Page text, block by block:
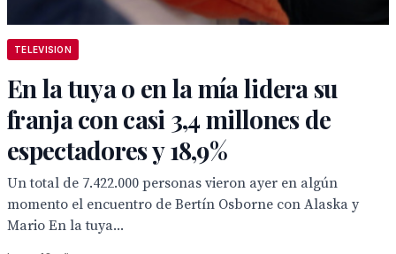
TELEVISION
En la tuya o en la mía lidera su
franja con casi 3,4 millones de
espectadores y 18,9%
Un total de 7.422.000 personas vieron ayer en algún
momento el encuentro de Bertín Osborne con Alaska y
Mario En la tuya...